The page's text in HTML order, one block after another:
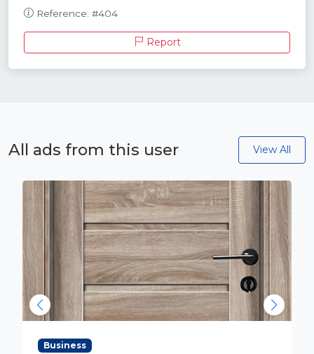
Reference: #404
Report
All ads from this user View All
Business